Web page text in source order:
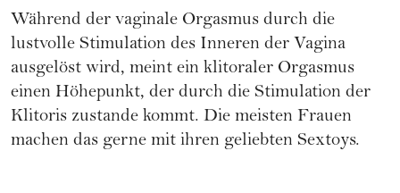
Während der vaginale Orgasmus durch die
lustvolle Stimulation des Inneren der Vagina
ausgelöst wird, meint ein klitoraler Orgasmus
einen Höhepunkt, der durch die Stimulation der
Klitoris zustande kommt. Die meisten Frauen
machen das gerne mit ihren geliebten Sextoys.